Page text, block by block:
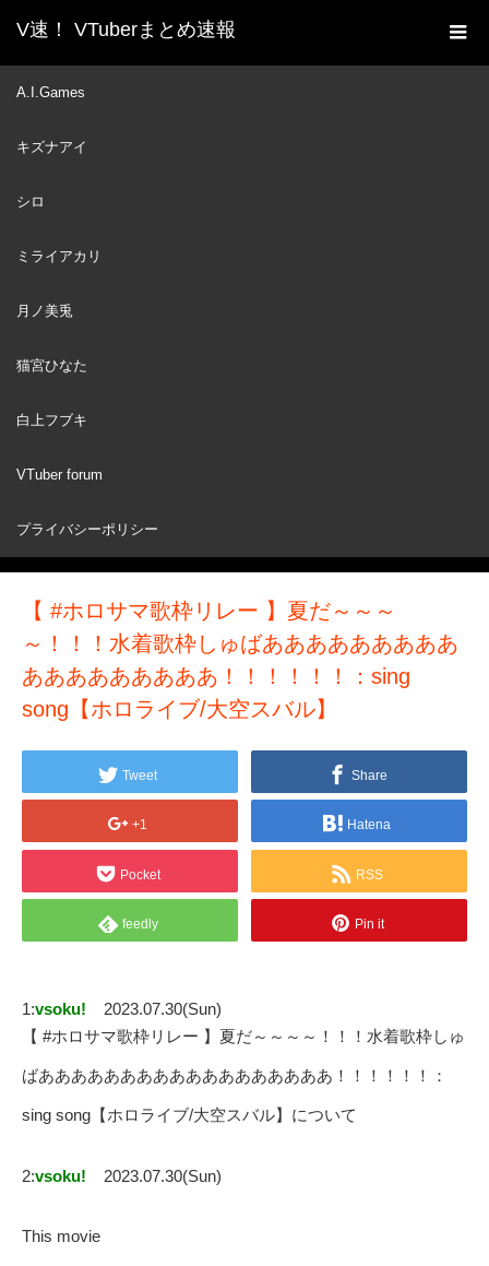
V速！ VTuberまとめ速報
A.I.Games
キズナアイ
シロ
ミライアカリ
月ノ美兎
猫宮ひなた
白上フブキ
VTuber forum
プライバシーポリシー
ホーム
新着動画一覧
あああああ！！！！！！：sing song【ホロライブ/大空スバル】
30
【 #ホロサマ歌枠リレー 】夏だ～～～
～！！！水着歌枠しゅばあああああああああ
あああああああああ！！！！！！：sing
song【ホロライブ/大空スバル】
Tweet Share
+1 Hatena
Pocket RSS
feedly Pin it
1:vsoku!
2023.07.30(Sun)
【 #ホロサマ歌枠リレー 】夏だ～～～～！！！水着歌枠しゅ
ばああああああああああああああああああ！！！！！！：
sing song【ホロライブ/大空スバル】について
2:vsoku! 2023.07.30(Sun)
This movie